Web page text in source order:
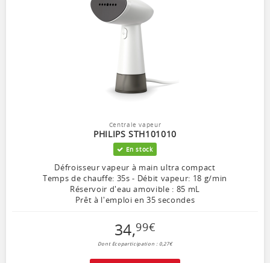
Centrale vapeur
PHILIPS STH101010
En stock
Défroisseur vapeur à main ultra compact
Temps de chauffe: 35s - Débit vapeur: 18 g/min
Réservoir d'eau amovible : 85 mL
Prêt à l'emploi en 35 secondes
34,99€
Dont Ecoparticipation : 0,27€